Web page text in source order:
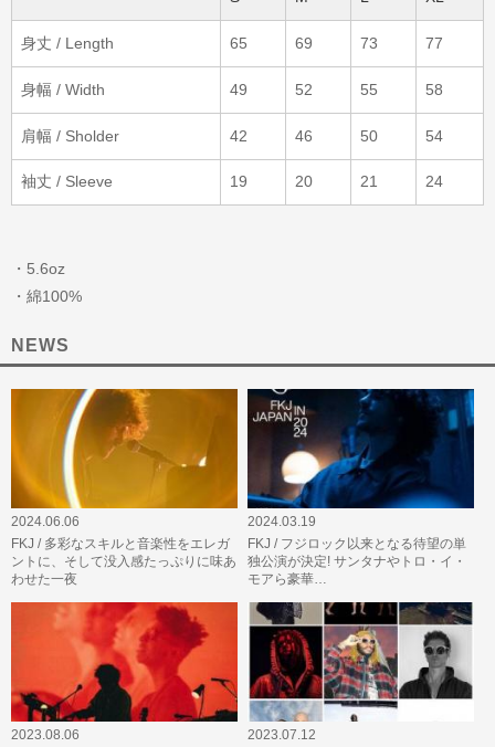
身丈 / Length 65 69 73 77
身幅 / Width 49 52 55 58
肩幅 / Sholder 42 46 50 54
袖丈 / Sleeve 19 20 21 24
・5.6oz
・綿100%
NEWS
2024.06.06
FKJ / 多彩なスキルと音楽性をエレガ
ントに、そして没入感たっぷりに味あ
わせた一夜
2024.03.19
FKJ / フジロック以来となる待望の単
独公演が決定! サンタナやトロ・イ・
モアら豪華…
2023.08.06
2023.07.12